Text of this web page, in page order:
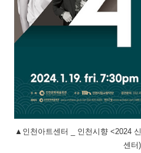
▲인천아트센터 _ 인천시향 <2024
센터)